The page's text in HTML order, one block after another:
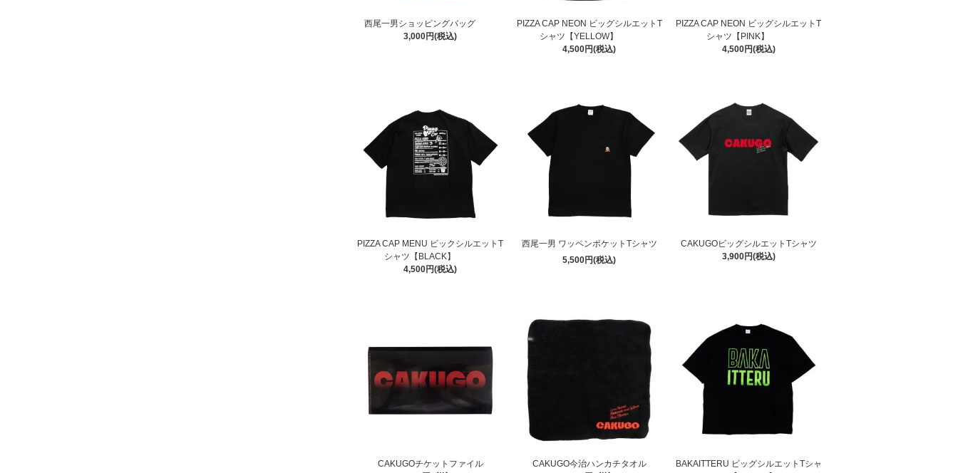
西尾一男ショッピングバッグ
3,000円(税込)
PIZZA CAP NEON ビッグシルエットT
シャツ【YELLOW】
4,500円(税込)
PIZZA CAP NEON ビッグシルエットT
シャツ【PINK】
4,500円(税込)
PIZZA CAP MENU ビックシルエットT
シャツ【BLACK】
4,500円(税込)
西尾一男 ワッペンポケットTシャツ
5,500円(税込)
CAKUGOビッグシルエットTシャツ
3,900円(税込)
CAKUGOチケットファイル
CAKUGO今治ハンカチタオル
BAKAITTERU ビッグシルエットTシャ